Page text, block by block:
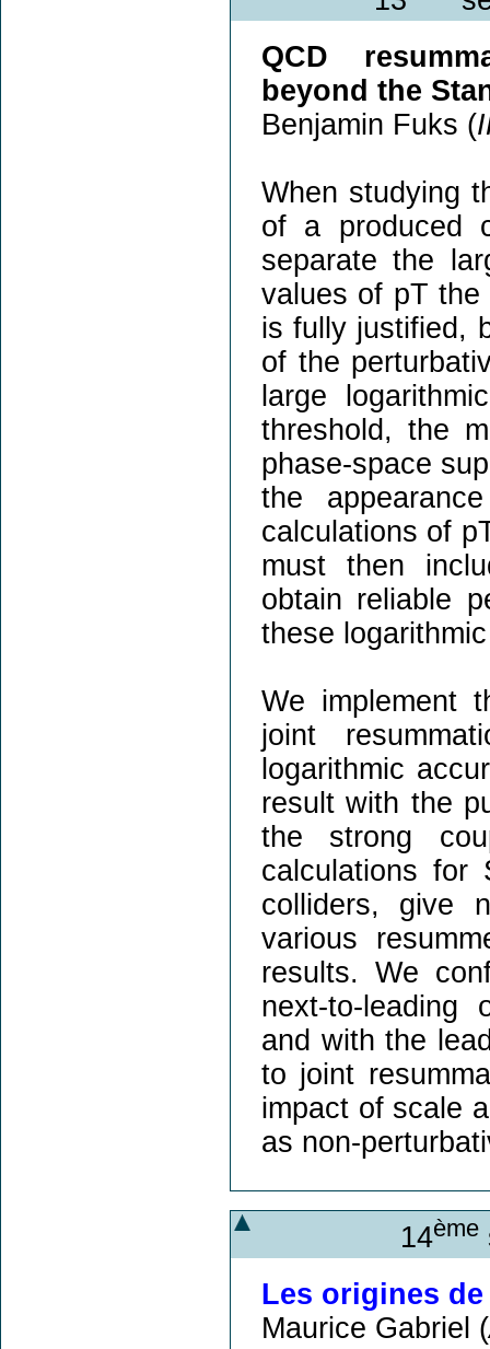
QCD
beyond the
Benjamin Fuks (
When studying
of a produced
separate the
values of pT the
is fully justified,
of the
large
threshold, the
phase-space
the
calculations of
must then
obtain reliable
these
We implement
joint
logarithmic
result with the
the strong
calculations for
colliders, give
various
results. We
next-to-leading
and with the
to joint
impact of scale
as non-
14ème
Les origines
Maurice Gabriel (